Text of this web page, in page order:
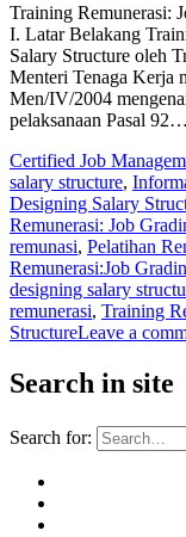
Training Remunerasi:
I. Latar Belakang
Salary Structure oleh
Menteri Tenaga Kerja
Men/IV/2004
pelaksanaan Pasal 92…
Certified Job
salary structure,
Designing Salary
Remunerasi: Job
remunasi, Pelatihan
Remunerasi:Job
designing salary
remunerasi, Training
StructureLeave a
Search in site
Search for: